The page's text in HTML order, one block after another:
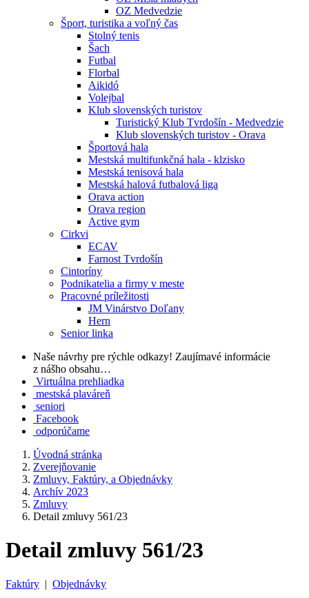
OZ Medvedzie
Šport, turistika a voľný čas
Stolný tenis
Šach
Futbal
Florbal
Aikidó
Volejbal
Klub slovenských turistov
Turistický Klub Tvrdošín - Medvedzie
Klub slovenských turistov - Orava
Športová hala
Mestská multifunkčná hala - klzisko
Mestská tenisová hala
Mestská halová futbalová liga
Orava action
Orava region
Active gym
Cirkvi
ECAV
Farnost Tvrdošín
Cintoríny
Podnikatelia a firmy v meste
Pracovné príležitosti
JM Vinárstvo Doľany
Hern
Senior linka
Naše návrhy pre rýchle odkazy! Zaujímavé informácie
z nášho obsahu…
Virtuálna prehliadka
mestská plaváreň
seniori
Facebook
odporúčame
Úvodná stránka
Zverejňovanie
Zmluvy, Faktúry, a Objednávky
Archív 2023
Zmluvy
Detail zmluvy 561/23
Detail zmluvy 561/23
Faktúry | Objednávky